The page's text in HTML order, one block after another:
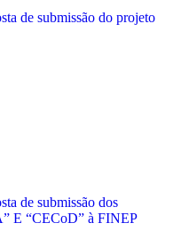
de submissão do projeto
de submissão dos
E “CECoD” à FINEP